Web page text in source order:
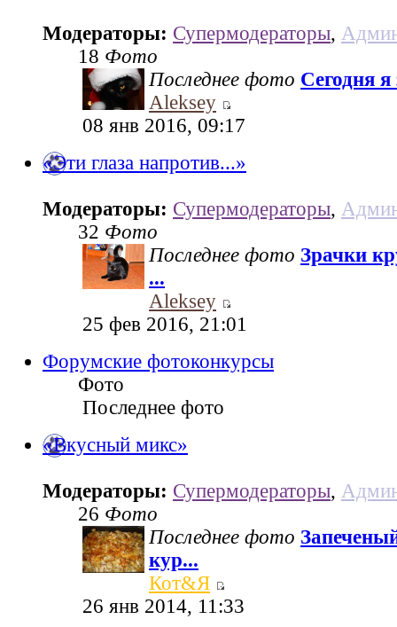
Модераторы: Супермодераторы,
18 Фото
Последнее фото Сегодня
Aleksey
08 янв 2016, 09:17
«Эти глаза напротив...»
Модераторы: Супермодераторы,
32 Фото
Последнее фото Зрачки
...
Aleksey
25 фев 2016, 21:01
Форумские фотоконкурсы
Фото
Последнее фото
«Вкусный микс»
Модераторы: Супермодераторы,
26 Фото
Последнее фото
кур...
Кот&Я
26 янв 2014, 11:33